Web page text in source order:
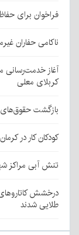
فراخوان برای
ناکامی حفاران
آغاز خدمت‌رسانی
کربلای معلی
بازگشت حقوق‌های
کودکان کار در کرمان ۳۰ درصد کمتر شدند
تنش آبی مراکز
درخشش کاتاروهای
طلایی شدند